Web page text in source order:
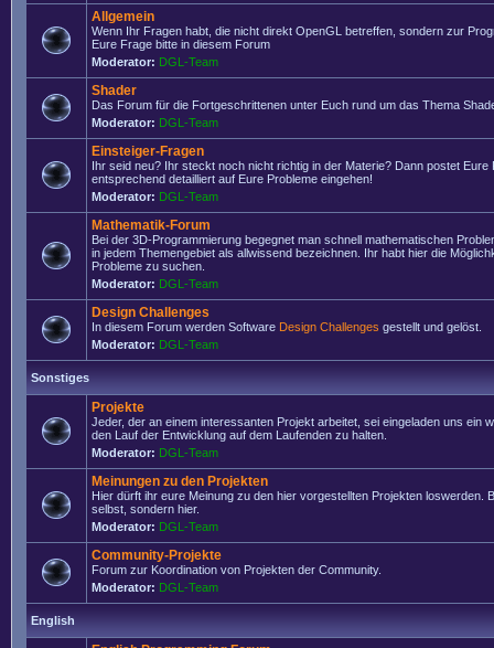
Allgemein
Wenn Ihr Fragen habt, die nicht direkt OpenGL betreffen, sondern zur
Eure Frage bitte in diesem Forum
Moderator: DGL-Team
Shader
Das Forum für die Fortgeschrittenen unter Euch rund um das Thema
Moderator: DGL-Team
Einsteiger-Fragen
Ihr seid neu? Ihr steckt noch nicht richtig in der Materie? Dann postet Eure
entsprechend detailliert auf Eure Probleme eingehen!
Moderator: DGL-Team
Mathematik-Forum
Bei der 3D-Programmierung begegnet man schnell mathematischen
in jedem Themengebiet als allwissend bezeichnen. Ihr habt hier die
Probleme zu suchen.
Moderator: DGL-Team
Design Challenges
In diesem Forum werden Software Design Challenges gestellt und gelöst.
Moderator: DGL-Team
Sonstiges
Projekte
Jeder, der an einem interessanten Projekt arbeitet, sei eingeladen uns ein
den Lauf der Entwicklung auf dem Laufenden zu halten.
Moderator: DGL-Team
Meinungen zu den Projekten
Hier dürft ihr eure Meinung zu den hier vorgestellten Projekten loswerden.
selbst, sondern hier.
Moderator: DGL-Team
Community-Projekte
Forum zur Koordination von Projekten der Community.
Moderator: DGL-Team
English